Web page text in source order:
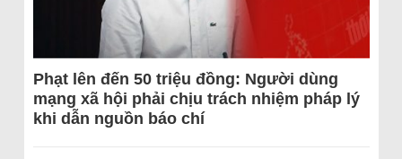
Phạt lên đến 50 triệu đồng: Người dùng
mạng xã hội phải chịu trách nhiệm pháp lý
khi dẫn nguồn báo chí